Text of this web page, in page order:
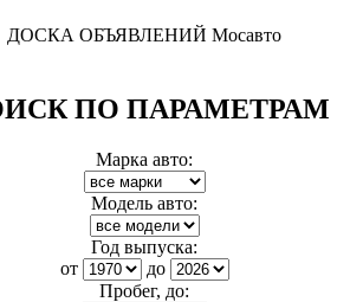
ДОСКА ОБЪЯВЛЕНИЙ Мосавто
ПО ПАРАМЕТРАМ
Марка авто:
Модель авто:
Год выпуска:
от
до
Пробег, до: